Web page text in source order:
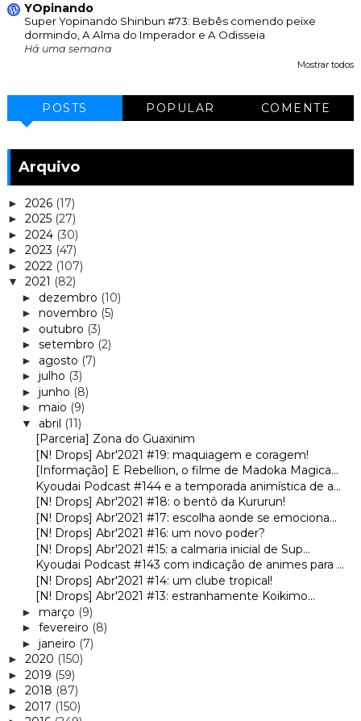
YOpinando
Super Yopinando Shinbun #73: Bebês comendo peixe
dormindo, A Alma do Imperador e A Odisseia
Há uma semana
Mostrar todos
POSTS POPULAR COMENTE
Arquivo
► 2026 (17)
► 2025 (27)
► 2024 (30)
► 2023 (47)
► 2022 (107)
▼ 2021 (82)
► dezembro (10)
► novembro (5)
► outubro (3)
► setembro (2)
► agosto (7)
► julho (3)
► junho (8)
► maio (9)
▼ abril (11)
[Parceria] Zona do Guaxinim
[N! Drops] Abr'2021 #19: maquiagem e coragem!
[Informação] E Rebellion, o filme de Madoka Magica...
Kyoudai Podcast #144 e a temporada animística de a...
[N! Drops] Abr'2021 #18: o bentô da Kururun!
[N! Drops] Abr'2021 #17: escolha aonde se emociona...
[N! Drops] Abr'2021 #16: um novo poder?
[N! Drops] Abr'2021 #15: a calmaria inicial de Sup...
Kyoudai Podcast #143 com indicação de animes para ...
[N! Drops] Abr'2021 #14: um clube tropical!
[N! Drops] Abr'2021 #13: estranhamente Koikimo...
► março (9)
► fevereiro (8)
► janeiro (7)
► 2020 (150)
► 2019 (59)
► 2018 (87)
► 2017 (150)